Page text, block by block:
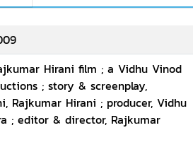
Hirani film ; a Vidhu Vinod
; story & screenplay,
Rajkumar Hirani ; producer, Vidhu
; editor & director, Rajkumar